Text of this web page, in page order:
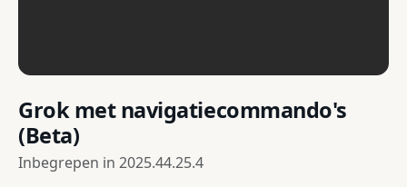
Grok met navigatiecommando's
(Beta)
Inbegrepen in 2025.44.25.4